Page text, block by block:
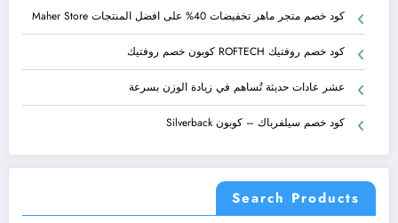
كود خصم متجر ماهر تخفيضات 40% على افضل المنتجات Maher Store
كود خصم روفتيك ROFTECH كوبون خصم روفتيك
عشر عادات حديثة تُساهم في زيادة الوزن بسرعة
كود خصم سيلفرباك – كوبون Silverback
Search Products